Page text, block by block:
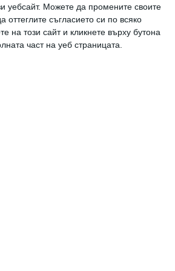
уебсайт. Можете да промените своите
оттеглите съгласието си по всяко
на този сайт и кликнете върху бутона
част на уеб страницата.
се страхувам да оставя